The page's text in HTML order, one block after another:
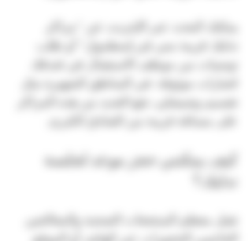
يمكنك البحث عبر الإنترنت عن "مراكز
تدليك قريبة مني في إسطنبول" أو طلب
توصيات من موظف الاستقبال في فندقك
لخيارات موثوقة. في المناطق الشهيرة مثل
تقسيم وشيشلي، تقع العديد من هذه المراكز
على مسافة قريبة من الفنادق الكبرى.
كيف يمكنني حجز موعد لجلسة
تدليك؟
تقبل معظم المنتجعات الصحية والمعالجين